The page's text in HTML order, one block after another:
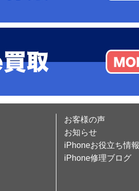
お客様の声
お知らせ
iPhoneお役立ち情報
iPhone修理ブログ